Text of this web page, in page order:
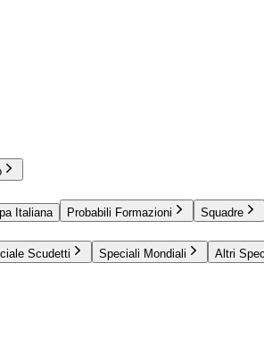
Italiana Probabili Formazioni Squadre
Scudetti Speciali Mondiali Altri